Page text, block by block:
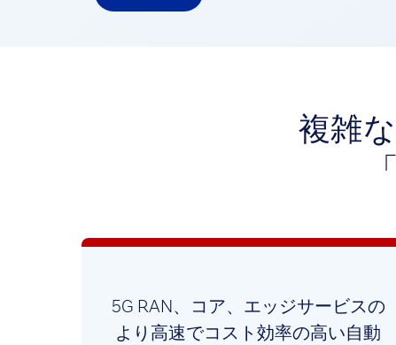
複雑
5G RAN、コア、エッジサービスの
より高速でコスト効率の高い自動